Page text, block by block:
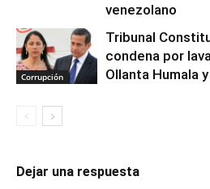
venezolano
Corrupción
Tribunal
condena por
Ollanta Humala
Dejar una respuesta